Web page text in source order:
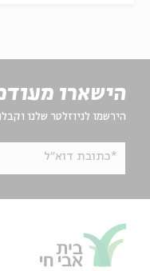
הישארו
הירשמו לניוזלטר שלנו
*כתובת דוא"ל